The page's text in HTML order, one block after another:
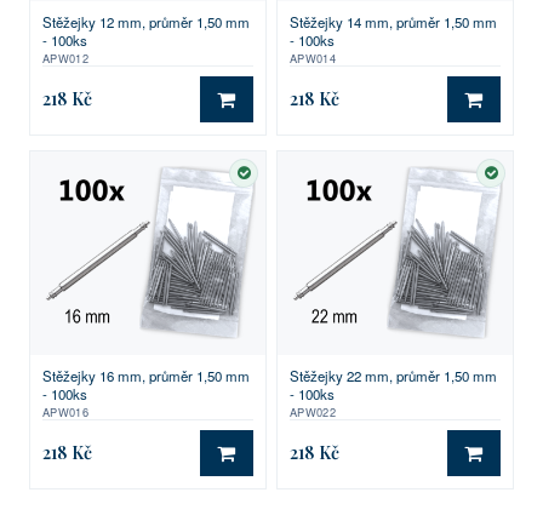
Stěžejky 12 mm, průměr 1,50 mm
- 100ks
APW012
218 Kč DO KOŠÍKU
Stěžejky 14 mm, průměr 1,50 mm
- 100ks
APW014
218 Kč DO
SKLADEM
Stěžejky 16 mm, průměr 1,50 mm
- 100ks
APW016
218 Kč DO KOŠÍKU
Stěžejky 22 mm, průměr 1,50 mm
- 100ks
APW022
218 Kč DO